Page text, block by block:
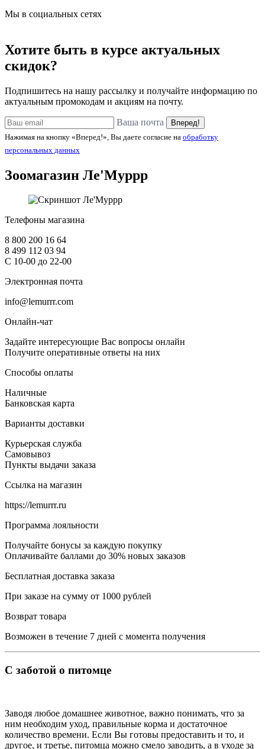
Мы в социальных сетях
Хотите быть в курсе актуальных
скидок?
Подпишитесь на нашу рассылку и получайте информацию по
актуальным промокодам и акциям на почту.
Ваша почта
Вперед!
Нажимая на кнопку «Вперед!», Вы даете согласие на обработку
персональных данных
Зоомагазин Ле'Муррр
Телефоны магазина
8 800 200 16 64
8 499 112 03 94
С 10-00 до 22-00
Электронная почта
info@lemurrr.com
Онлайн-чат
Задайте интересующие Вас вопросы онлайн
Получите оперативные ответы на них
Способы оплаты
Наличные
Банковская карта
Варианты доставки
Курьерская служба
Самовывоз
Пункты выдачи заказа
Ссылка на магазин
https://lemurrr.ru
Программа лояльности
Получайте бонусы за каждую покупку
Оплачивайте баллами до 30% новых заказов
Бесплатная доставка заказа
При заказе на сумму от 1000 рублей
Возврат товара
Возможен в течение 7 дней с момента получения
С заботой о питомце
Заводя любое домашнее животное, важно понимать, что за
ним необходим уход, правильные корма и достаточное
количество времени. Если Вы готовы предоставить и то, и
другое, и третье, питомца можно смело заводить, а в уходе за